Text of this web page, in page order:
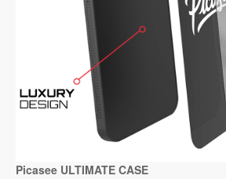
Picasee ULTIMATE CASE